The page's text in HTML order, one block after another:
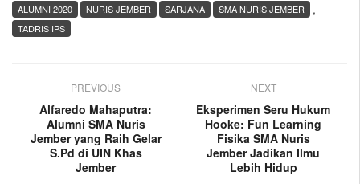
,
ALUMNI 2020 NURIS JEMBER SARJANA
SMA NURIS JEMBER
TADRIS IPS
PREVIOUS
Alfaredo Mahaputra:
Alumni SMA Nuris
Jember yang Raih Gelar
S.Pd di UIN Khas
Jember
NEXT
Eksperimen Seru Hukum
Hooke: Fun Learning
Fisika SMA Nuris
Jember Jadikan Ilmu
Lebih Hidup